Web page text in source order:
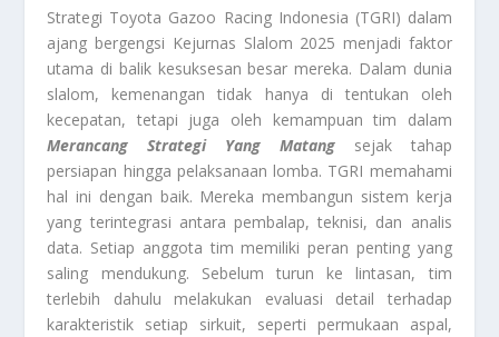
Strategi Toyota Gazoo Racing Indonesia (TGRI) dalam
ajang bergengsi Kejurnas Slalom 2025 menjadi faktor
utama di balik kesuksesan besar mereka. Dalam dunia
slalom, kemenangan tidak hanya di tentukan oleh
kecepatan, tetapi juga oleh kemampuan tim dalam
Merancang Strategi Yang Matangsejak tahap
persiapan hingga pelaksanaan lomba. TGRI memahami
hal ini dengan baik. Mereka membangun sistem kerja
yang terintegrasi antara pembalap, teknisi, dan analis
data. Setiap anggota tim memiliki peran penting yang
saling mendukung. Sebelum turun ke lintasan, tim
terlebih dahulu melakukan evaluasi detail terhadap
karakteristik setiap sirkuit, seperti permukaan aspal,